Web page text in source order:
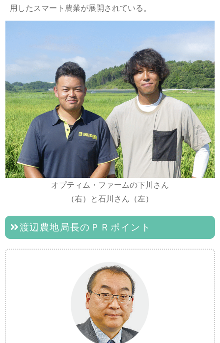
用したスマート農業が展開されている。
オプティム・ファームの下川さん
（右）と石川さん（左）
渡辺農地局長のＰＲポイント